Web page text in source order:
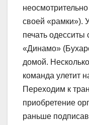
своей «рамки»).
печать
«Динамо»
домой.
команда улетит
Переходим к
приобретение
раньше